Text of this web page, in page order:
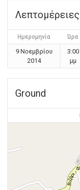
Λεπτομέρειες
Ημερομηνία Ώρα
9 Νοεμβρίου
2014
3:00
μμ
Ground